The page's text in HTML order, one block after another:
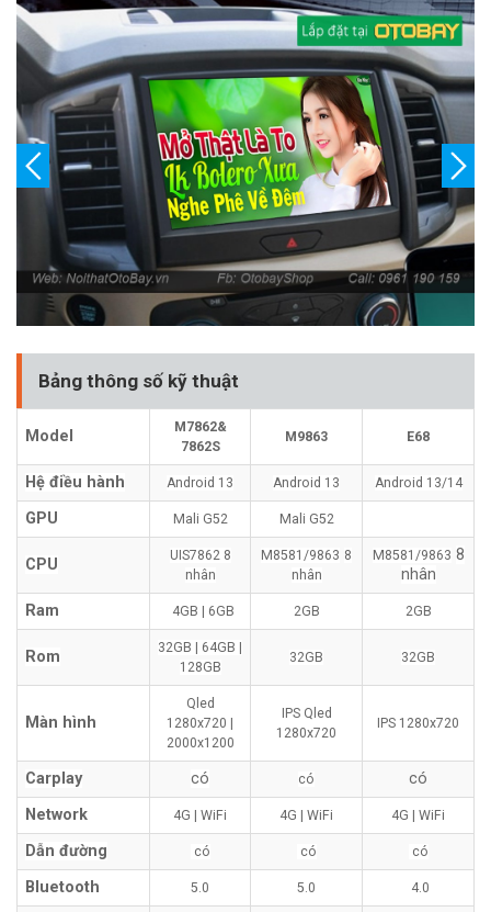
Bảng thông số kỹ thuật
Model
M7862&
7862S
M9863 E68
Hệ điều hành Android 13 Android 13 Android 13/14
GPU Mali G52 Mali G52
CPU UIS7862 8
nhân
M8581/9863 8
nhân
M8581/9863 8
nhân
Ram
4GB | 6GB 2GB 2GB
Rom
32GB | 64GB |
128GB
32GB 32GB
Màn hình
Qled
1280x720 |
2000x1200
IPS Qled
1280x720
IPS 1280x720
Carplay có có
có
Network
4G | WiFi 4G | WiFi 4G | WiFi
Dẫn đường có có có
Bluetooth 5.0 5.0 4.0